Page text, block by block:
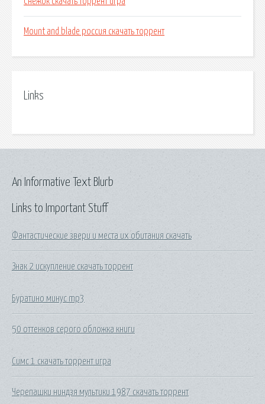
Mount and blade россия скачать торрент
Links
Links to Important Stuff
Фантастические звери и места их обитания скачать
Знак 2 искупление скачать торрент
Буратино минус mp3
50 оттенков серого обложка книги
Симс 1 скачать торрент игра
Черепашки ниндзя мультики 1987 скачать торрент
An Informative Text Blurb